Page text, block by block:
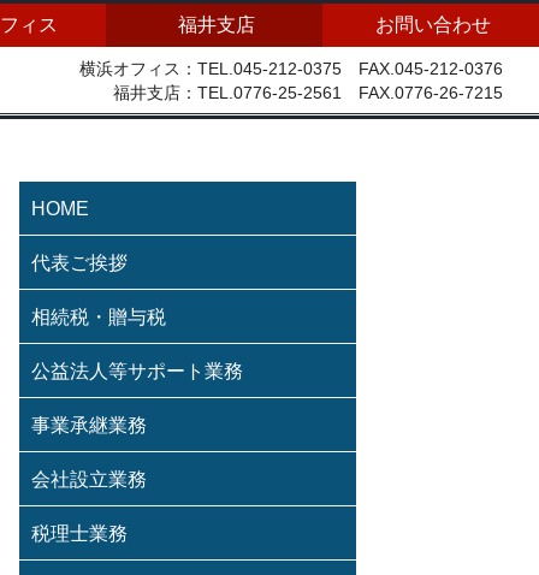
ィス 福井支店 お問い合わせ
横浜オフィス：TEL.045-212-0375 FAX.045-212-0376
福井支店：TEL.0776-25-2561 FAX.0776-26-7215
HOME
代表ご挨拶
相続税・贈与税
公益法人等サポート業務
事業承継業務
会社設立業務
税理士業務